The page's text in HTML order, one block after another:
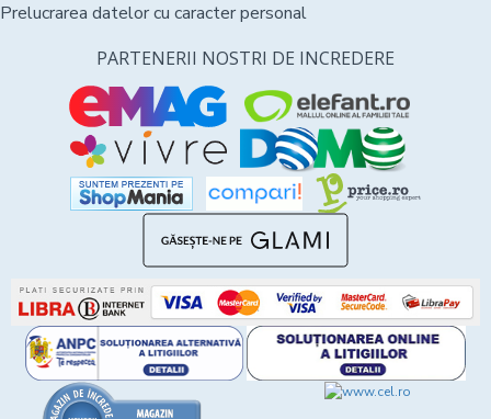
Prelucrarea datelor cu caracter personal
PARTENERII NOSTRI DE INCREDERE